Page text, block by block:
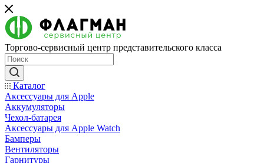
Торгово-сервисный центр представительского класса
Каталог
Аксессуары для Apple
Аккумуляторы
Чехол-батарея
Аксессуары для Apple Watch
Бамперы
Вентиляторы
Гарнитуры